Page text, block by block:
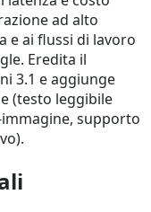
ad alto
e ai flussi di lavoro
Eredita il
3.1 e aggiunge
(testo leggibile
supporto